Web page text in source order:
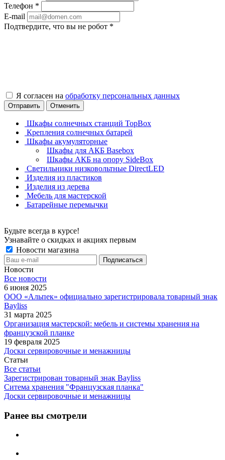
Телефон *
E-mail
Подтвердите, что вы не робот *
Я согласен на обработку персональных данных
Отправить Отменить
Шкафы солнечных станций TopBox
Крепления солнечных батарей
Шкафы акумуляторные
Шкафы для АКБ Basebox
Шкафы АКБ на опору SideBox
Светильники низковольтные DirectLED
Изделия из пластиков
Изделия из дерева
Мебель для мастерской
Батарейные перемычки
Будьте всегда в курсе!
Узнавайте о скидках и акциях первым
Новости магазина
Новости
Все новости
6 июня 2025
ООО «Альпек» официально зарегистрировала товарный знак
Bayliss
31 марта 2025
Организация мастерской: мебель и системы хранения на
французской планке
19 февраля 2025
Доски сервировочные и менажницы
Статьи
Все статьи
Зарегистрирован товарный знак Bayliss
Ситема хранения "Французская планка"
Доски сервировочные и менажницы
Ранее вы смотрели